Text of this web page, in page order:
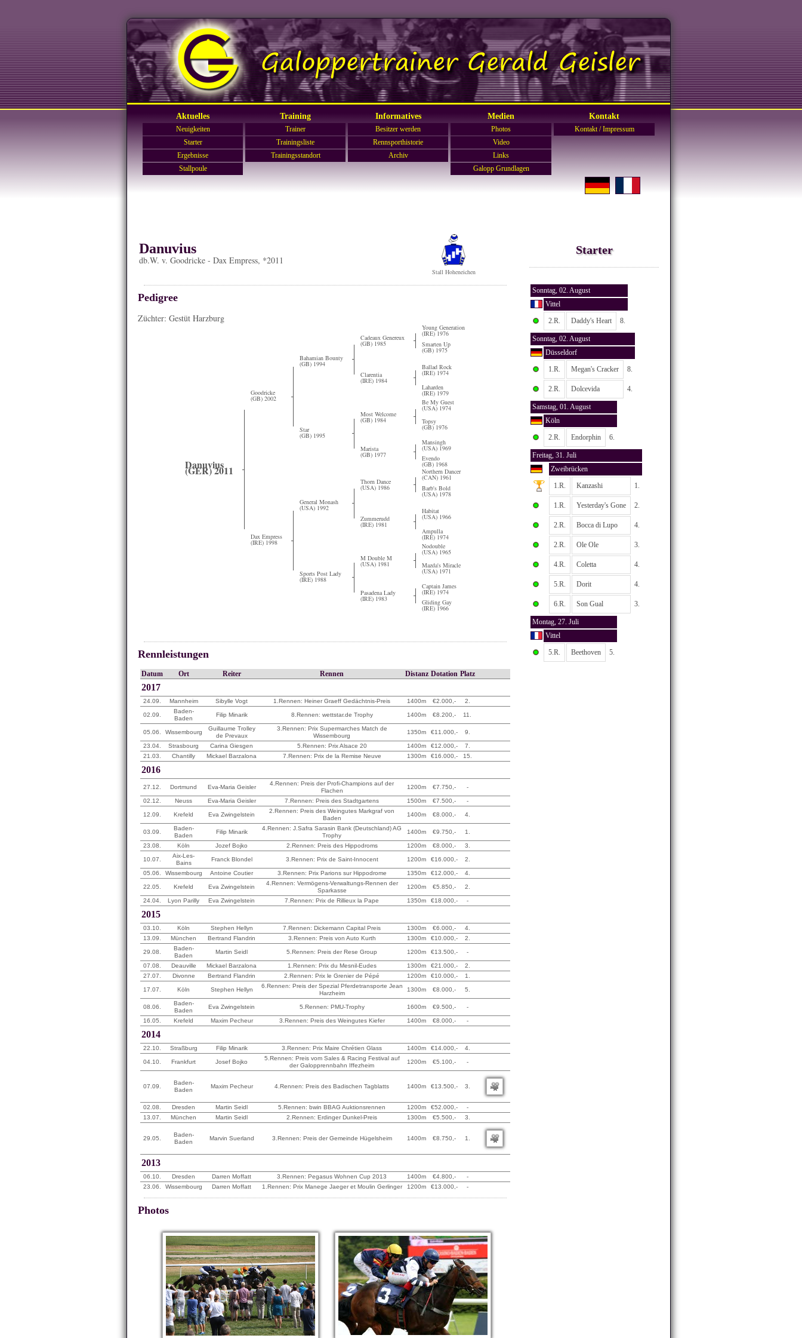
Aktuelles Training Informatives Medien Kontakt
Neuigkeiten
Starter
Ergebnisse
Stallpoule
Trainer
Trainingsliste
Trainingsstandort
Besitzer werden
Rennsporthistorie
Archiv
Photos
Video
Links
Galopp Grundlagen
Kontakt / Impressum
Danuvius
db.W. v. Goodricke - Dax Empress, *2011
Stall Hoheneichen
Pedigree
Züchter: Gestüt Harzburg
Danuvius
(GER) 2011
Goodricke
(GB) 2002
Bahamian Bounty
(GB) 1994
Cadeaux Genereux
(GB) 1985
Young Generation
(IRE) 1976
Smarten Up
(GB) 1975
Clarentia
(IRE) 1984
Ballad Rock
(IRE) 1974
Laharden
(IRE) 1979
Star
(GB) 1995
Most Welcome
(GB) 1984
Be My Guest
(USA) 1974
Topsy
(GB) 1976
Marista
(GB) 1977
Mansingh
(USA) 1969
Evendo
(GB) 1968
Dax Empress
(IRE) 1998
General Monash
(USA) 1992
Thorn Dance
(USA) 1986
Northern Dancer
(CAN) 1961
Barb's Bold
(USA) 1978
Zummerudd
(IRE) 1981
Habitat
(USA) 1966
Ampulla
(IRE) 1974
Sports Post Lady
(IRE) 1988
M Double M
(USA) 1981
Nodouble
(USA) 1965
Mazda's Miracle
(USA) 1971
Pasadena Lady
(IRE) 1983
Captain James
(IRE) 1974
Gliding Gay
(IRE) 1966
Rennleistungen
Datum Ort Reiter Rennen Distanz Dotation Platz
2017
24.09. Mannheim Sibylle Vogt 1.Rennen: Heiner Graeff Gedächtnis-Preis 1400m €2.000,- 2.
02.09.
Baden-
Baden
Filip Minarik 8.Rennen: wettstar.de Trophy 1400m €8.200,- 11.
05.06. Wissembourg
Guillaume Trolley
de Prevaux
3.Rennen: Prix Supermarches Match de
Wissembourg
1350m €11.000,- 9.
23.04. Strasbourg Carina Giesgen 5.Rennen: Prix Alsace 20 1400m €12.000,-
7.
21.03.
Chantilly Mickael Barzalona 7.Rennen: Prix de la Remise Neuve 1300m €16.000,- 15.
2016
27.12. Dortmund Eva-Maria Geisler
4.Rennen: Preis der Profi-Champions auf der
Flachen
1200m €7.750,- -
02.12. Neuss Eva-Maria Geisler 7.Rennen: Preis des Stadtgartens 1500m €7.500,- -
12.09. Krefeld Eva Zwingelstein
2.Rennen: Preis des Weingutes Markgraf von
Baden
1400m €8.000,- 4.
03.09.
Baden-
Baden
Filip Minarik
4.Rennen: J.Safra Sarasin Bank (Deutschland) AG
Trophy
1400m €9.750,- 1.
23.08. Köln Jozef Bojko 2.Rennen: Preis des Hippodroms 1200m €8.000,- 3.
10.07.
Aix-Les-
Bains
Franck Blondel 3.Rennen: Prix de Saint-Innocent 1200m €16.000,- 2.
05.06. Wissembourg Antoine Coutier 3.Rennen: Prix Parions sur Hippodrome 1350m €12.000,- 4.
22.05. Krefeld Eva Zwingelstein
4.Rennen: Vermögens-Verwaltungs-Rennen der
Sparkasse
1200m €5.850,- 2.
24.04. Lyon Parilly Eva Zwingelstein 7.Rennen: Prix de Rillieux la Pape 1350m €18.000,- -
2015
03.10. Köln Stephen Hellyn 7.Rennen: Dickemann Capital Preis 1300m €6.000,-
4.
13.09.
München Bertrand Flandrin 3.Rennen: Preis von Auto Kurth 1300m €10.000,- 2.
29.08.
Baden-
Baden
Martin Seidl 5.Rennen: Preis der Rese Group 1200m €13.500,- -
07.08. Deauville Mickael Barzalona 1.Rennen: Prix du Mesnil-Eudes 1300m €21.000,-
2.
27.07.
Divonne Bertrand Flandrin 2.Rennen: Prix le Grenier de Pépé 1200m €10.000,- 1.
17.07. Köln Stephen Hellyn
6.Rennen: Preis der Spezial Pferdetransporte Jean
Harzheim
1300m €8.000,- 5.
08.06.
Baden-
Baden
Eva Zwingelstein 5.Rennen: PMU-Trophy 1600m €9.500,- -
16.05. Krefeld Maxim Pecheur 3.Rennen: Preis des Weingutes Kiefer 1400m €8.000,- -
2014
22.10. Straßburg Filip Minarik 3.Rennen: Prix Maire Chrétien Glass 1400m €14.000,- 4.
04.10. Frankfurt Josef Bojko
5.Rennen: Preis vom Sales & Racing Festival auf
der Galopprennbahn Iffezheim
1200m €5.100,- -
07.09.
Baden-
Baden
Maxim Pecheur 4.Rennen: Preis des Badischen Tagblatts 1400m €13.500,- 3.
02.08. Dresden Martin Seidl 5.Rennen: bwin BBAG Auktionsrennen 1200m €52.000,-
-
13.07.
München Martin Seidl 2.Rennen: Erdinger Dunkel-Preis 1300m €5.500,- 3.
29.05.
Baden-
Baden
Marvin Suerland 3.Rennen: Preis der Gemeinde Hügelsheim 1400m €8.750,- 1.
2013
06.10. Dresden Darren Moffatt 3.Rennen: Pegasus Wohnen Cup 2013 1400m €4.800,-
-
23.06.
Wissembourg Darren Moffatt 1.Rennen: Prix Manege Jaeger et Moulin Gerlinger 1200m €13.000,- -
Photos
Starter
Sonntag, 02. August
Vittel
2.R.
Daddy's Heart 8.
Sonntag, 02. August
Düsseldorf
1.R.
Megan's Cracker 8.
2.R. Dolcevida 4.
Samstag, 01. August
Köln
2.R.
Endorphin 6.
Freitag, 31. Juli
Zweibrücken
1.R.
Kanzashi 1.
1.R. Yesterday's Gone 2.
2.R. Bocca di Lupo 4.
2.R. Ole Ole 3.
4.R. Coletta 4.
5.R. Dorit 4.
6.R. Son Gual 3.
Montag, 27. Juli
Vittel
5.R.
Beethoven 5.